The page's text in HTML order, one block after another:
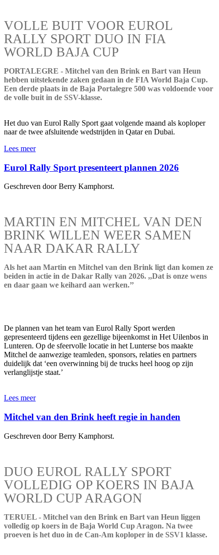
VOLLE BUIT VOOR EUROL
RALLY SPORT DUO IN FIA
WORLD BAJA CUP
PORTALEGRE - Mitchel van den Brink en Bart van Heun
hebben uitstekende zaken gedaan in de FIA World Baja Cup.
Een derde plaats in de Baja Portalegre 500 was voldoende voor
de volle buit in de SSV-klasse.
Het duo van Eurol Rally Sport gaat volgende maand als koploper
naar de twee afsluitende wedstrijden in Qatar en Dubai.
Lees meer
Eurol Rally Sport presenteert plannen 2026
Geschreven door Berry Kamphorst.
MARTIN EN MITCHEL VAN DEN
BRINK WILLEN WEER SAMEN
NAAR DAKAR RALLY
Als het aan Martin en Mitchel van den Brink ligt dan komen ze
beiden in actie in de Dakar Rally van 2026. ,,Dat is onze wens
en daar gaan we keihard aan werken.’’
De plannen van het team van Eurol Rally Sport werden
gepresenteerd tijdens een gezellige bijeenkomst in Het Uilenbos in
Lunteren. Op de sfeervolle locatie in het Lunterse bos maakte
Mitchel de aanwezige teamleden, sponsors, relaties en partners
duidelijk dat ‘een overwinning bij de trucks heel hoog op zijn
verlanglijstje staat.’
Lees meer
Mitchel van den Brink heeft regie in handen
Geschreven door Berry Kamphorst.
DUO EUROL RALLY SPORT
VOLLEDIG OP KOERS IN BAJA
WORLD CUP ARAGON
TERUEL - Mitchel van den Brink en Bart van Heun liggen
volledig op koers in de Baja World Cup Aragon. Na twee
proeven is het duo in de Can-Am koploper in de SSV1 klasse.